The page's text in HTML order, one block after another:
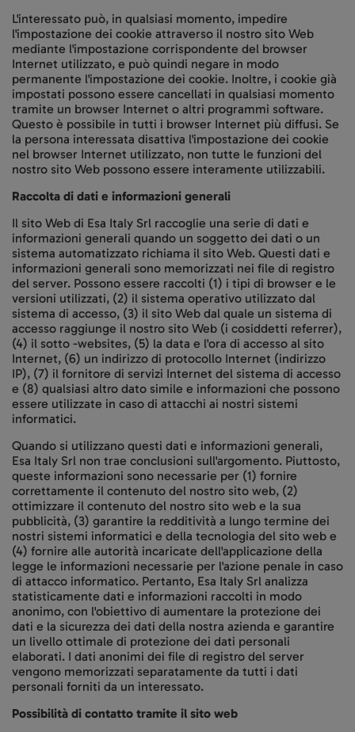
L'interessato può, in qualsiasi momento, impedire
l'impostazione dei cookie attraverso il nostro sito Web
mediante l'impostazione corrispondente del browser
Internet utilizzato, e può quindi negare in modo
permanente l'impostazione dei cookie. Inoltre, i cookie già
impostati possono essere cancellati in qualsiasi momento
tramite un browser Internet o altri programmi software.
Questo è possibile in tutti i browser Internet più diffusi. Se
la persona interessata disattiva l'impostazione dei cookie
nel browser Internet utilizzato, non tutte le funzioni del
nostro sito Web possono essere interamente utilizzabili.
Raccolta di dati e informazioni generali
Il sito Web di Esa Italy Srl raccoglie una serie di dati e
informazioni generali quando un soggetto dei dati o un
sistema automatizzato richiama il sito Web. Questi dati e
informazioni generali sono memorizzati nei file di registro
del server. Possono essere raccolti (1) i tipi di browser e le
versioni utilizzati, (2) il sistema operativo utilizzato dal
sistema di accesso, (3) il sito Web dal quale un sistema di
accesso raggiunge il nostro sito Web (i cosiddetti referrer),
(4) il sotto -websites, (5) la data e l'ora di accesso al sito
Internet, (6) un indirizzo di protocollo Internet (indirizzo
IP), (7) il fornitore di servizi Internet del sistema di accesso
e (8) qualsiasi altro dato simile e informazioni che possono
essere utilizzate in caso di attacchi ai nostri sistemi
informatici.
Quando si utilizzano questi dati e informazioni generali,
Esa Italy Srl non trae conclusioni sull'argomento. Piuttosto,
queste informazioni sono necessarie per (1) fornire
correttamente il contenuto del nostro sito web, (2)
ottimizzare il contenuto del nostro sito web e la sua
pubblicità, (3) garantire la redditività a lungo termine dei
nostri sistemi informatici e della tecnologia del sito web e
(4) fornire alle autorità incaricate dell'applicazione della
legge le informazioni necessarie per l'azione penale in caso
di attacco informatico. Pertanto, Esa Italy Srl analizza
statisticamente dati e informazioni raccolti in modo
anonimo, con l'obiettivo di aumentare la protezione dei
dati e la sicurezza dei dati della nostra azienda e garantire
un livello ottimale di protezione dei dati personali
elaborati. I dati anonimi dei file di registro del server
vengono memorizzati separatamente da tutti i dati
personali forniti da un interessato.
Possibilità di contatto tramite il sito web